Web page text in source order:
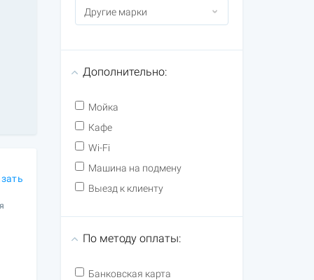
Дополнительно:
Мойка
Кафе
Wi-Fi
Машина на подмену
Выезд к клиенту
По методу оплаты:
Банковская карта